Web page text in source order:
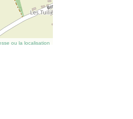
ou la localisation